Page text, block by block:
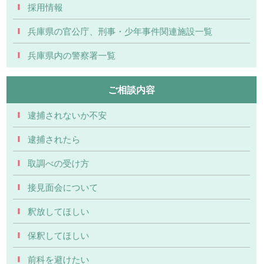
採用情報
兵庫県の官公庁、刑事・少年事件関連施設一覧
兵庫県内の警察署一覧
ご相談内容
逮捕されないか不安
逮捕されたら
取調べの受け方
接見面会について
釈放してほしい
保釈してほしい
前科を避けたい